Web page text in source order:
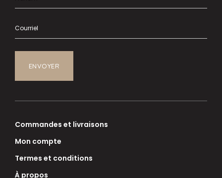
Commandes et livraisons
Mon compte
Termes et conditions
À propos